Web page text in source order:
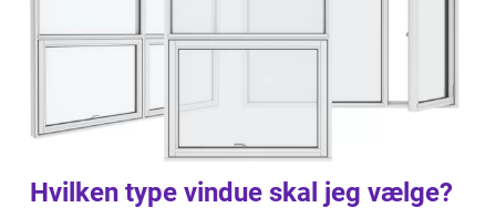
Hvilken type vindue skal jeg vælge?